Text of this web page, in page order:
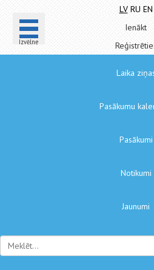
Izvēlne
LV RU EN
Ienākt
Laika
Pasākumu
Pasākumi
Notikumi
Jaunumi